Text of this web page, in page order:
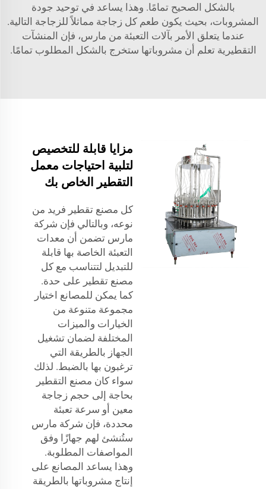
بالشكل الصحيح تمامًا. وهذا يساعد في توحيد جودة
المشروبات، بحيث يكون طعم كل زجاجة مماثلاً للزجاجة التالية.
عندما يتعلق الأمر بآلات التعبئة من مارس، فإن المنشآت
التقطيرية تعلم أن مشروباتها ستخرج بالشكل المطلوب تمامًا.
مزايا قابلة للتخصيص
لتلبية احتياجات معمل
التقطير الخاص بك
كل مصنع تقطير فريد من
نوعه، وبالتالي فإن شركة
مارس تضمن أن معدات
التعبئة الخاصة بها قابلة
للتبديل لتتناسب مع كل
مصنع تقطير على حدة.
كما يمكن للمصانع اختيار
مجموعة متنوعة من
الخيارات والميزات
المختلفة لضمان تشغيل
الجهاز بالطريقة التي
ترغبون بها بالضبط. لذلك
سواء كان مصنع التقطير
بحاجة إلى حجم زجاجة
معين أو سرعة تعبئة
محددة، فإن شركة مارس
ستُنشئ لهم جهازًا وفق
المواصفات المطلوبة.
وهذا يساعد المصانع على
إنتاج مشروباتها بالطريقة